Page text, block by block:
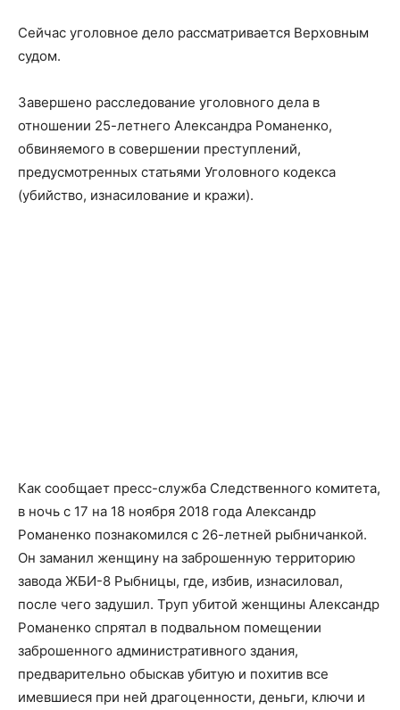
Сейчас уголовное дело рассматривается Верховным
судом.
Завершено расследование уголовного дела в
отношении 25-летнего Александра Романенко,
обвиняемого в совершении преступлений,
предусмотренных статьями Уголовного кодекса
(убийство, изнасилование и кражи).
Как сообщает пресс-служба Следственного комитета,
в ночь с 17 на 18 ноября 2018 года Александр
Романенко познакомился с 26-летней рыбничанкой.
Он заманил женщину на заброшенную территорию
завода ЖБИ-8 Рыбницы, где, избив, изнасиловал,
после чего задушил. Труп убитой женщины Александр
Романенко спрятал в подвальном помещении
заброшенного административного здания,
предварительно обыскав убитую и похитив все
имевшиеся при ней драгоценности, деньги, ключи и